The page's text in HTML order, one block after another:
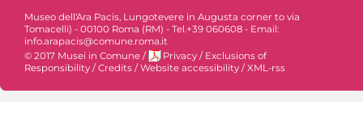
Museo dell'Ara Pacis, Lungotevere in Augusta corner to via
Tomacelli) - 00100 Roma (RM) - Tel.+39 060608 - Email:
info.arapacis@comune.roma.it
© 2017 Musei in Comune / Privacy / Exclusions of
Responsibility /Credits /Website accessibility /XML-rss